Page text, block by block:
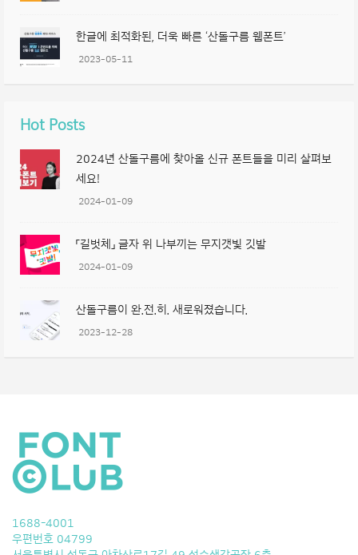
한글에 최적화된, 더욱 빠른 ‘산돌구름 웹폰트’
2023-05-11
Hot Posts
2024년 산돌구름에 찾아올 신규 폰트들을 미리 살펴보
세요!
2024-01-09
「길벗체」 글자 위 나부끼는 무지갯빛 깃발
2024-01-09
산돌구름이 완.전.히. 새로워졌습니다.
2023-12-28
1688-4001
우편번호 04799